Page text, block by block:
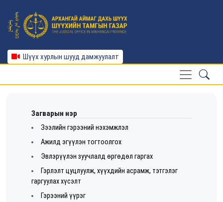
Шүүх хурлын шууд дамжуулалт
Загварын нэр
Зээлийн гэрээний нэхэмжлэл
Ажилд эгүүлэн тогтоолгох
Эвлэрүүлэн зуучлалд өргөдөл гаргах
Гэрлэлт цуцлуулж, хүүхдийн асрамж, тэтгэлэг
гаргуулах хүсэлт
Гэрээний үүрэг